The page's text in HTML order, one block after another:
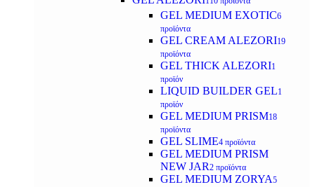
GEL MEDIUM EXOTIC6
προϊόντα
GEL CREAM ALEZORI19
προϊόντα
GEL THICK ALEZORI1
προϊόν
LIQUID BUILDER GEL1
προϊόν
GEL MEDIUM PRISM18
προϊόντα
GEL SLIME4 προϊόντα
GEL MEDIUM PRISM
NEW JAR2 προϊόντα
GEL MEDIUM ZORYA5